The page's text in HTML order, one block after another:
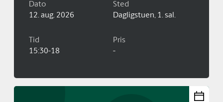
Dato
12. aug. 2026
Sted
Dagligstuen, 1. sal.
Tid
15:30-18
Pris
-